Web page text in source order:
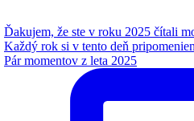
Ďakujem, že ste v roku 2025 čítali
Každý rok si v tento deň
Pár momentov z leta 2025